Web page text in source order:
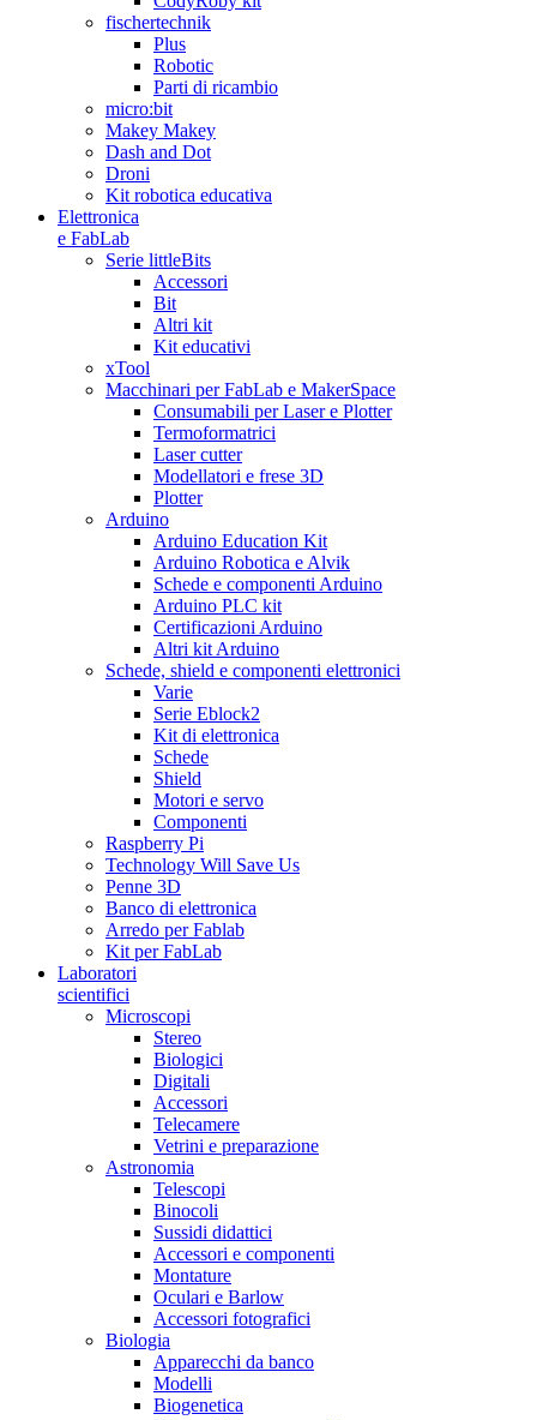
fischertechnik
Plus
Robotic
Parti di ricambio
micro:bit
Makey Makey
Dash and Dot
Droni
Kit robotica educativa
Elettronica
e FabLab
Serie littleBits
Accessori
Bit
Altri kit
Kit educativi
xTool
Macchinari per FabLab e MakerSpace
Consumabili per Laser e Plotter
Termoformatrici
Laser cutter
Modellatori e frese 3D
Plotter
Arduino
Arduino Education Kit
Arduino Robotica e Alvik
Schede e componenti Arduino
Arduino PLC kit
Certificazioni Arduino
Altri kit Arduino
Schede, shield e componenti elettronici
Varie
Serie Eblock2
Kit di elettronica
Schede
Shield
Motori e servo
Componenti
Raspberry Pi
Technology Will Save Us
Penne 3D
Banco di elettronica
Arredo per Fablab
Kit per FabLab
Laboratori
scientifici
Microscopi
Stereo
Biologici
Digitali
Accessori
Telecamere
Vetrini e preparazione
Astronomia
Telescopi
Binocoli
Sussidi didattici
Accessori e componenti
Montature
Oculari e Barlow
Accessori fotografici
Biologia
Apparecchi da banco
Modelli
Biogenetica